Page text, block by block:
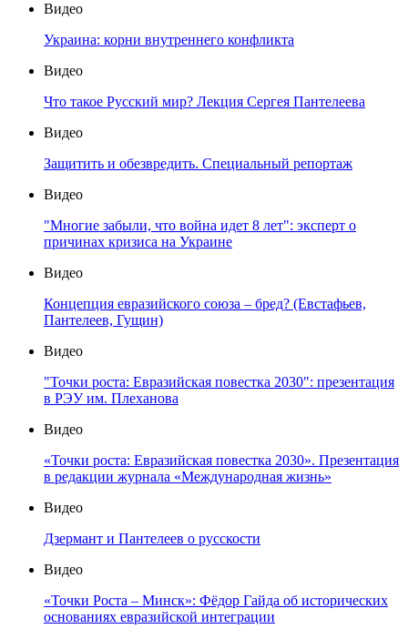
Видео
Украина: корни внутреннего конфликта
Видео
Что такое Русский мир? Лекция Сергея Пантелеева
Видео
Защитить и обезвредить. Специальный репортаж
Видео
"Многие забыли, что война идет 8 лет": эксперт о
причинах кризиса на Украине
Видео
Концепция евразийского союза – бред? (Евстафьев,
Пантелеев, Гущин)
Видео
"Точки роста: Евразийская повестка 2030": презентация
в РЭУ им. Плеханова
Видео
«Точки роста: Евразийская повестка 2030». Презентация
в редакции журнала «Международная жизнь»
Видео
Дзермант и Пантелеев о русскости
Видео
«Точки Роста – Минск»: Фёдор Гайда об исторических
основаниях евразийской интеграции